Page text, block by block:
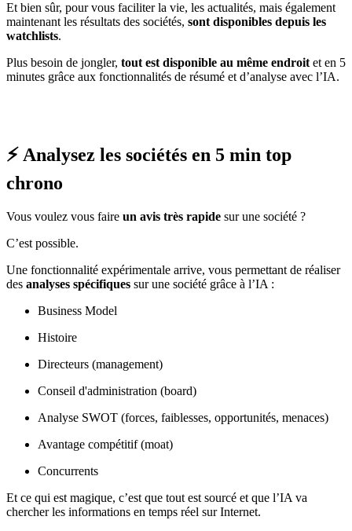
Et bien sûr, pour vous faciliter la vie, les actualités, mais également
maintenant les résultats des sociétés, sont disponibles depuis les
watchlists.
Plus besoin de jongler, tout est disponible au même endroit et en 5
minutes grâce aux fonctionnalités de résumé et d’analyse avec l’IA.
⚡️ Analysez les sociétés en 5 min top
chrono
Vous voulez vous faire un avis très rapide sur une société ?
C’est possible.
Une fonctionnalité expérimentale arrive, vous permettant de réaliser
des analyses spécifiques sur une société grâce à l’IA :
Business Model
Histoire
Directeurs (management)
Conseil d'administration (board)
Analyse SWOT (forces, faiblesses, opportunités, menaces)
Avantage compétitif (moat)
Concurrents
Et ce qui est magique, c’est que tout est sourcé et que l’IA va
chercher les informations en temps réel sur Internet.